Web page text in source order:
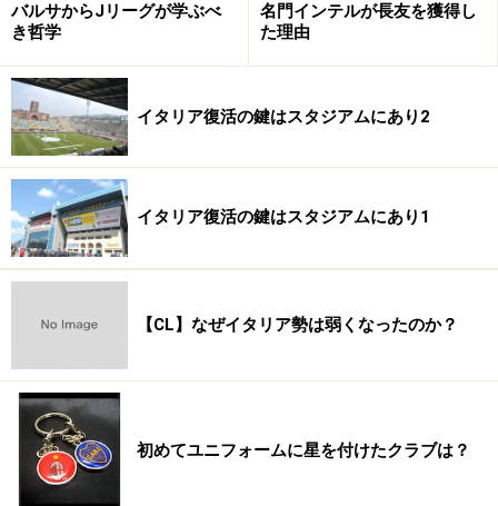
バルサからJリーグが学ぶべ
き哲学
名門インテルが長友を獲得し
た理由
イタリア復活の鍵はスタジアムにあり2
イタリア復活の鍵はスタジアムにあり1
【CL】なぜイタリア勢は弱くなったのか？
初めてユニフォームに星を付けたクラブは？